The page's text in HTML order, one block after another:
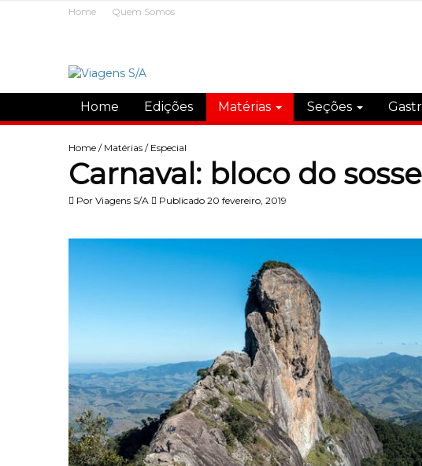
Home Quem Somos
Home Edições Matérias Seções
Home / Matérias / Especial
Carnaval: bloco do
Por Viagens S/A Publicado 20 fevereiro, 2019